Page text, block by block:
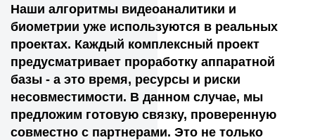
Наши алгоритмы видеоаналитики и
биометрии уже используются в реальных
проектах. Каждый комплексный проект
предусматривает проработку аппаратной
базы - а это время, ресурсы и риски
несовместимости. В данном случае, мы
предложим готовую связку, проверенную
совместно с партнерами. Это не только